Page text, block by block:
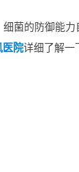
菌的防御能
医院详细了解一